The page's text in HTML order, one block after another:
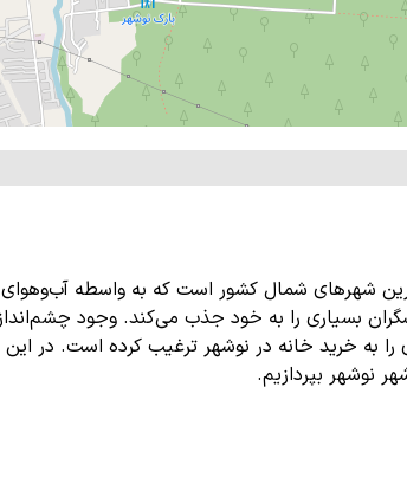
شهرهای شمال کشور است که به واسطه
بسیاری را به خود جذب می‌کند. وجود
را به خرید خانه در نوشهر ترغیب کرده است. در
نوشهر بپردازیم.